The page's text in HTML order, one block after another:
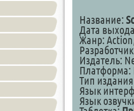
Название:
Дата
Жанр:
Издатель:
Платформа:
Тип
Язык
Язык